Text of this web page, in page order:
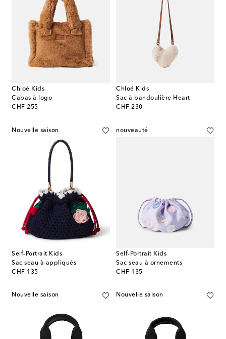
Chloé Kids
Cabas à logo
CHF 255
original price
Chloé Kids
Sac à bandoulière Heart
CHF 230
original price
Nouvelle saison
Self-Portrait Kids
Sac seau à appliqués
CHF 135
original price
nouveauté
Self-Portrait Kids
Sac seau à ornements
CHF 135
original price
Nouvelle saison Nouvelle saison